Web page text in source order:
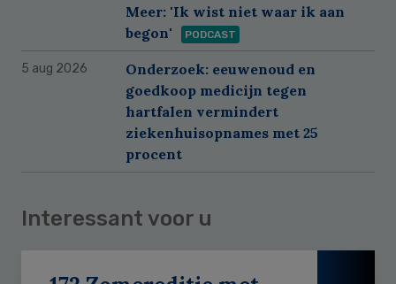
Meer: 'Ik wist niet waar ik aan
begon'
PODCAST
5 aug 2026
Onderzoek: eeuwenoud en
goedkoop medicijn tegen
hartfalen vermindert
ziekenhuisopnames met 25
procent
Interessant voor u